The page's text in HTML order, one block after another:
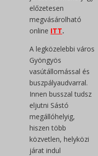
előzetesen
megvásárolható
online ITT.
A legközelebbi város
Gyöngyös
vasútállomással és
buszpályaudvarral.
Innen busszal tudsz
eljutni Sástó
megállóhelyig,
hiszen több
közvetlen, helyközi
járat indul